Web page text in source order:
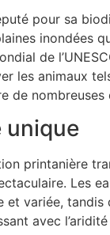
pour sa
inondées
de
les animaux
de nombreuses
unique
printanière
Les
et variée,
avec